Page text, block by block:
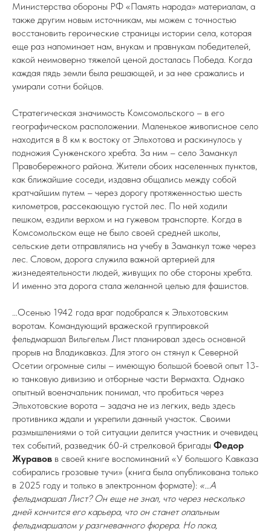
Министерства обороны РФ «Память народа» материалам, а
также другим новым источникам, мы можем с точностью
восстановить героические страницы истории села, которая
еще раз напоминает нам, внукам и правнукам победителей,
какой неимоверно тяжелой ценой досталась Победа. Когда
каждая пядь земли была решающей, и за нее сражались и
умирали сотни бойцов.
Стратегическая значимость Комсомольского – в его
географическом расположении. Маленькое живописное село
находится в 8 км к востоку от Эльхотова и раскинулось у
подножия Сунженского хребта. За ним – село Заманкул
Правобережного района. Жители обоих населенных пунктов,
как ближайшие соседи, издавна общались между собой
кратчайшим путем – через дорогу протяженностью шесть
километров, рассекающую густой лес. По ней ходили
пешком, ездили верхом и на гужевом транспорте. Когда в
Комсомольском еще не было своей средней школы,
сельские дети отправлялись на учебу в Заманкул тоже через
лес. Словом, дорога служила важной артерией для
жизнедеятельности людей, живущих по обе стороны хребта.
И именно эта дорога стала желанной целью для фашистов.
…Осенью 1942 года враг подобрался к Эльхотовским
воротам. Командующий вражеской группировкой
фельдмаршал Вильгельм Лист планировал здесь основной
прорыв на Владикавказ. Для этого он стянул к Северной
Осетии огромные силы – имеющую большой боевой опыт 13-
ю танковую дивизию и отборные части Вермахта. Однако
опытный военачальник понимал, что пробиться через
Эльхотовские ворота – задача не из легких, ведь здесь
противника ждали и укрепили данный участок. Своими
размышлениями о той ситуации делится участник и очевидец
тех событий, разведчик 60-й стрелковой бригады Федор
Журавов в своей книге воспоминаний «У большого Кавказа
собирались грозовые тучи» (книга была опубликована только
в 2025 году и только в электронном формате): «…А
фельдмаршал Лист? Он еще не знал, что через несколько
дней кончится его карьера, что он станет опальным
фельдмаршалом у разгневанного фюрера. Но пока,